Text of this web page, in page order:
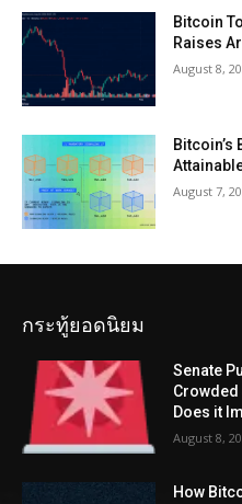
Bitcoin
Raises
August 8,
Bitcoin’s
August 7,
กระทู้ยอดนิยม
Senate
Crowded
Does it
August 8,
How